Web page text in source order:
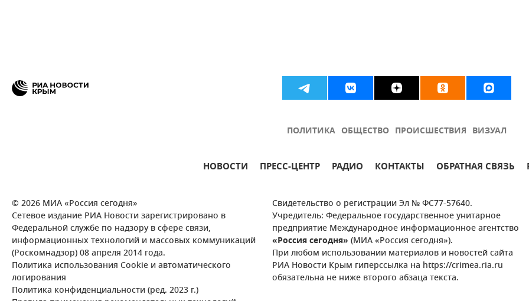
ПОЛИТИКА ОБЩЕСТВО ПРОИСШЕСТВИЯ ВИЗУАЛ
НОВОСТИ ПРЕСС-ЦЕНТР РАДИО КОНТАКТЫ ОБРАТНАЯ СВЯЗЬ
© 2026 МИА «Россия сегодня»
Сетевое издание РИА Новости зарегистрировано в
Федеральной службе по надзору в сфере связи,
информационных технологий и массовых коммуникаций
(Роскомнадзор) 08 апреля 2014 года.
Политика использования Cookie и автоматического
логирования
Политика конфиденциальности (ред. 2023 г.)
Свидетельство о регистрации Эл № ФС77-57640.
Учредитель: Федеральное государственное унитарное
предприятие Международное информационное агентство
«Россия сегодня» (МИА «Россия сегодня»).
При любом использовании материалов и новостей сайта
РИА Новости Крым гиперссылка на https://crimea.ria.ru
обязательна не ниже второго абзаца текста.